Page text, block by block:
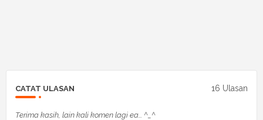
CATAT ULASAN 16 Ulasan
Terima kasih, lain kali komen lagi ea... ^_^